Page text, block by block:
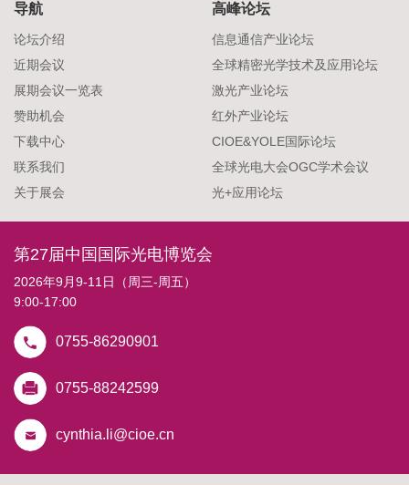
导航
论坛介绍
近期会议
展期会议一览表
赞助机会
下载中心
联系我们
关于展会
高峰论坛
信息通信产业论坛
全球精密光学技术及应用论坛
激光产业论坛
红外产业论坛
CIOE&YOLE国际论坛
全球光电大会OGC学术会议
光+应用论坛
第27届中国国际光电博览会
2026年9月9-11日（周三-周五）
9:00-17:00
0755-86290901
0755-88242599
cynthia.li@cioe.cn